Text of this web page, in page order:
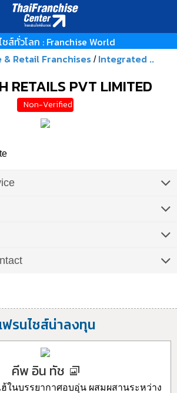
ส์ทั่วโลก : Franchise World
& Retail Franchises / Integrated ..
RETAILS PVT LIMITED
Non-Verified
รนไชส์น่าลงทุน
คีพ อิน ทัช
ฮ้ในบรรยากาศอบอุ่น ผสมผสานระหว่าง